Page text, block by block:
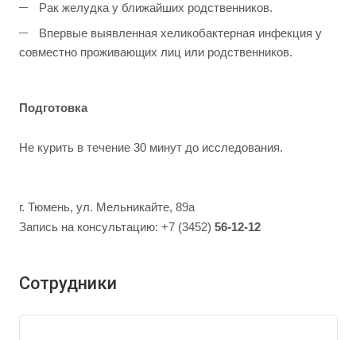
Рак желудка у ближайших родственников.
Впервые выявленная хеликобактерная инфекция у
совместно проживающих лиц или родственников.
Подготовка
Не курить в течение 30 минут до исследования.
г. Тюмень, ул. Мельникайте, 89а
Запись на консультацию: +7 (3452) 56-12-12
Сотрудники